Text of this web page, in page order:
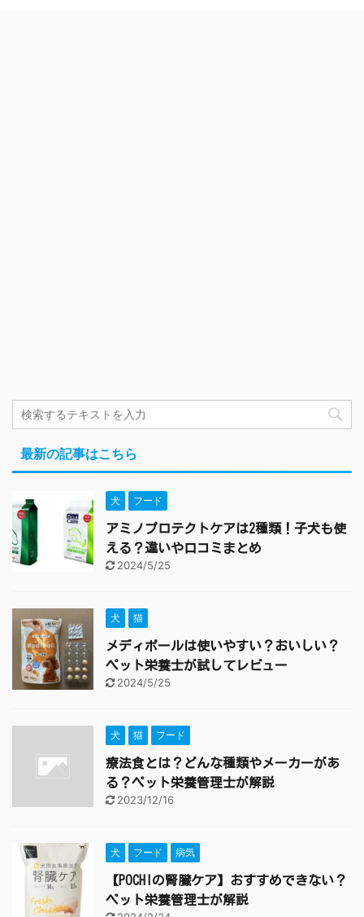
最新の記事はこちら
犬 フード
アミノプロテクトケアは2種類！子犬も使
える？違いや口コミまとめ
2024/5/25
犬 猫
メディボールは使いやすい？おいしい？
ペット栄養士が試してレビュー
2024/5/25
犬 猫 フード
療法食とは？どんな種類やメーカーがあ
る？ペット栄養管理士が解説
2023/12/16
犬 フード 病気
【POCHIの腎臓ケア】おすすめできない？
ペット栄養管理士が解説